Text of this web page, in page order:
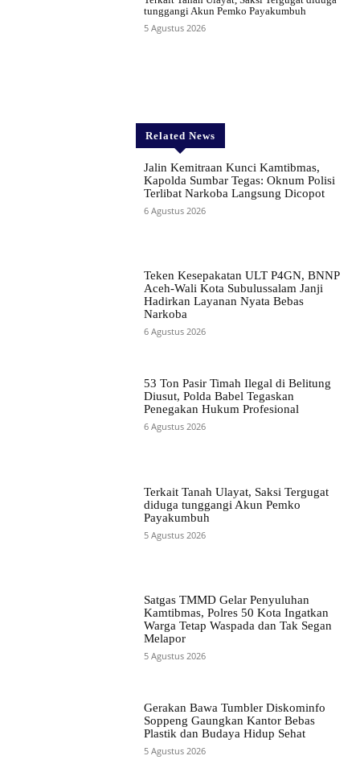
tunggangi Akun Pemko Payakumbuh
5 Agustus 2026
Related News
Jalin Kemitraan Kunci Kamtibmas,
Kapolda Sumbar Tegas: Oknum Polisi
Terlibat Narkoba Langsung Dicopot
6 Agustus 2026
Teken Kesepakatan ULT P4GN, BNNP
Aceh-Wali Kota Subulussalam Janji
Hadirkan Layanan Nyata Bebas
Narkoba
6 Agustus 2026
53 Ton Pasir Timah Ilegal di Belitung
Diusut, Polda Babel Tegaskan
Penegakan Hukum Profesional
6 Agustus 2026
Terkait Tanah Ulayat, Saksi Tergugat
diduga tunggangi Akun Pemko
Payakumbuh
5 Agustus 2026
Satgas TMMD Gelar Penyuluhan
Kamtibmas, Polres 50 Kota Ingatkan
Warga Tetap Waspada dan Tak Segan
Melapor
5 Agustus 2026
Gerakan Bawa Tumbler Diskominfo
Soppeng Gaungkan Kantor Bebas
Plastik dan Budaya Hidup Sehat
5 Agustus 2026